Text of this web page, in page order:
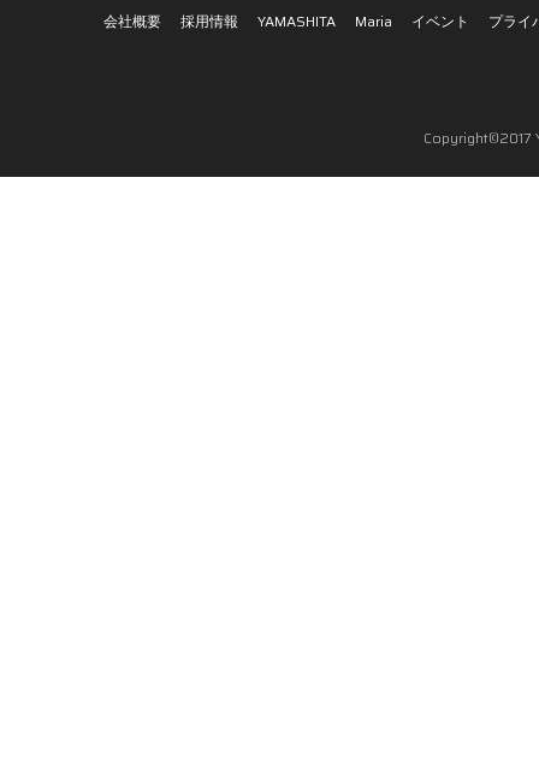
会社概要 採用情報 YAMASHITA Maria イベント プライ
Copyright©2017